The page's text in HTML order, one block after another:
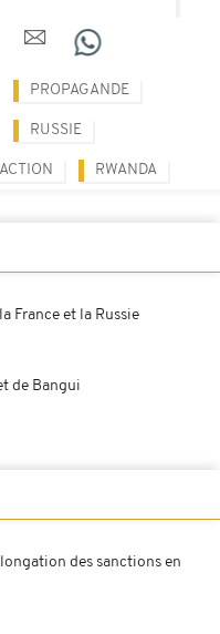
PROPAGANDE
RUSSIE
RWANDA
France et la Russie
de Bangui
des sanctions en